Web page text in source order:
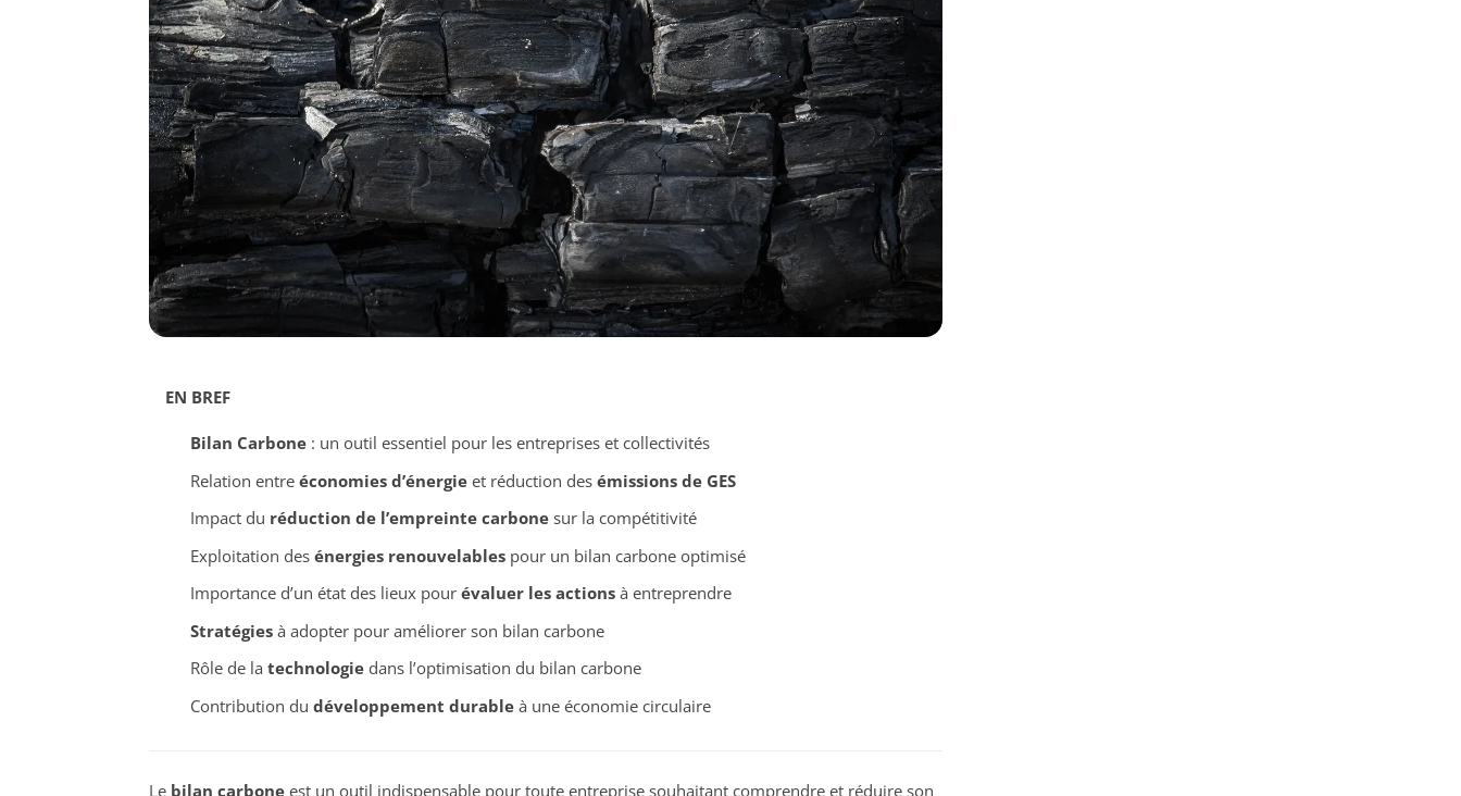
EN BREF
Bilan Carbone: un outil essentiel pour les entreprises et collectivités
Relation entre économies d’énergieet réduction des émissions de GES
Impact du réduction de l’empreinte carbonesur la compétitivité
Exploitation des énergies renouvelablespour un bilan carbone optimisé
Importance d’un état des lieux pour évaluer les actionsà entreprendre
Stratégiesà adopter pour améliorer son bilan carbone
Rôle de la technologiedans l’optimisation du bilan carbone
Contribution du développement durableà une économie circulaire
Le bilan carbone est un outil indispensable pour toute entreprise souhaitant comprendre et réduire son